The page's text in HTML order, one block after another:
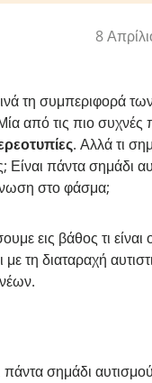
8
τη συμπεριφορά
από τις πιο συχνές
. Αλλά τι
Είναι πάντα σημάδι
στο φάσμα;
εις βάθος τι
με τη διαταραχή
πάντα σημάδι